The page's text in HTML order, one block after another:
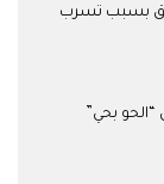
بسبب تسرب
بحي”